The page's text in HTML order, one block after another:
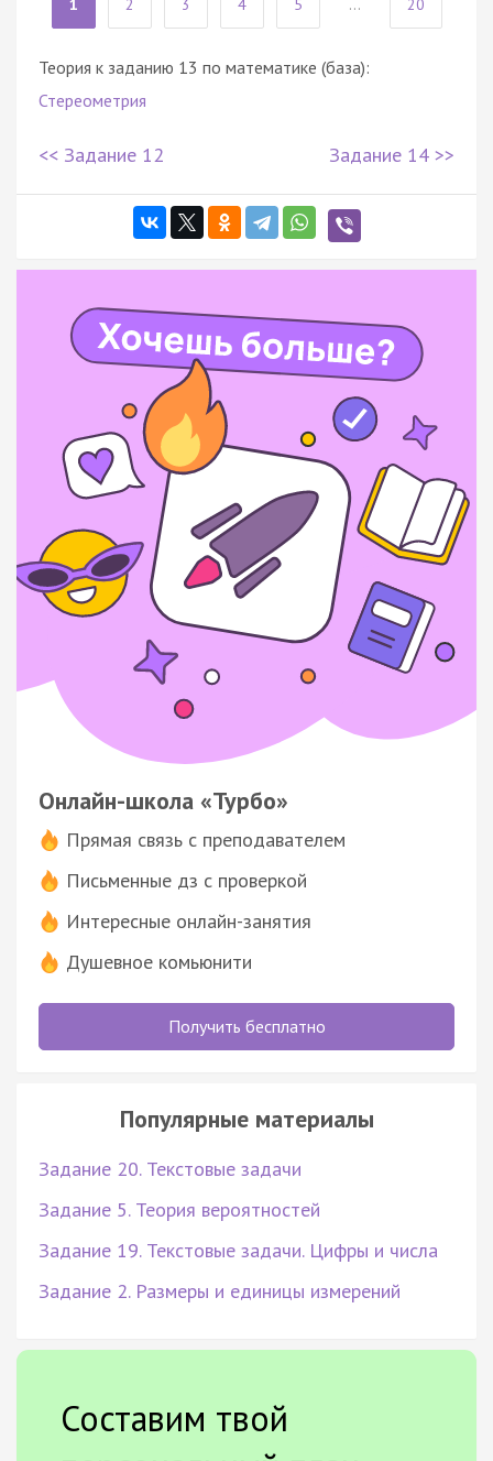
1 2 3 4 5 ... 20
Теория к заданию 13 по математике (база):
Стереометрия
<< Задание 12 Задание 14 >>
Онлайн-школа «Турбо»
Прямая связь с преподавателем
Письменные дз с проверкой
Интересные онлайн-занятия
Душевное комьюнити
Получить бесплатно
Популярные материалы
Задание 20. Текстовые задачи
Задание 5. Теория вероятностей
Задание 19. Текстовые задачи. Цифры и числа
Задание 2. Размеры и единицы измерений
Составим твой